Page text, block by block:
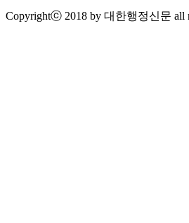
Copyrightⓒ 2018 by 대한행정신문 all